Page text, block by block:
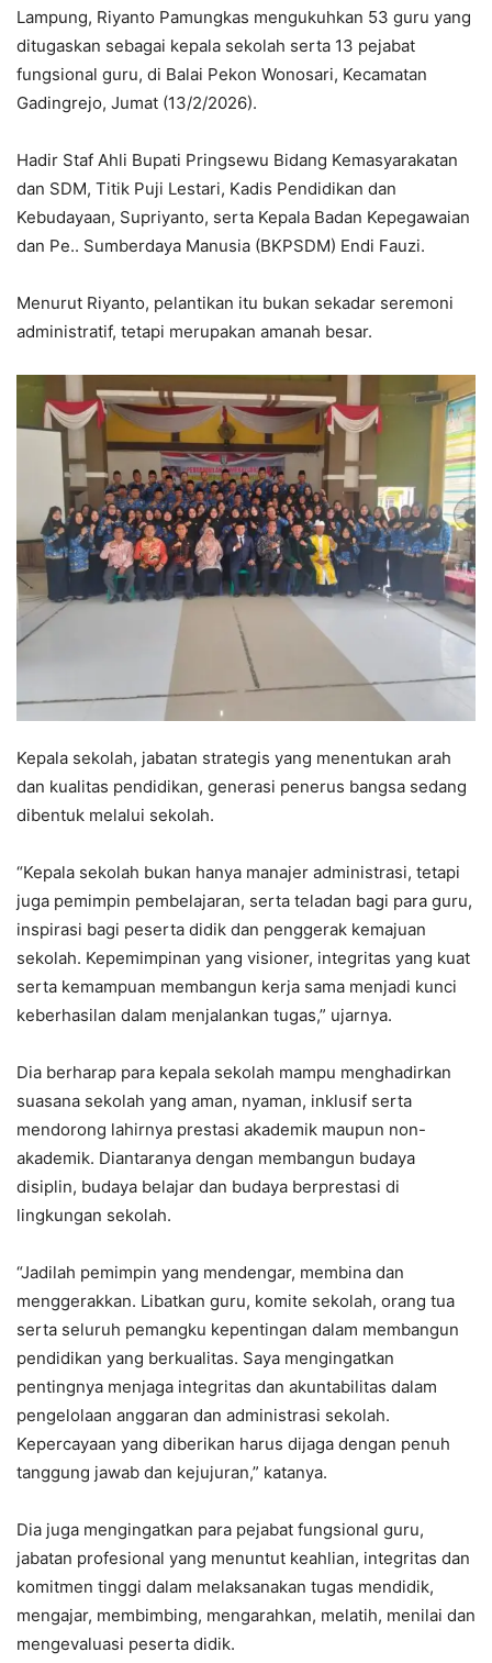
Lampung, Riyanto Pamungkas mengukuhkan 53 guru yang
ditugaskan sebagai kepala sekolah serta 13 pejabat
fungsional guru, di Balai Pekon Wonosari, Kecamatan
Gadingrejo, Jumat (13/2/2026).
Hadir Staf Ahli Bupati Pringsewu Bidang Kemasyarakatan
dan SDM, Titik Puji Lestari, Kadis Pendidikan dan
Kebudayaan, Supriyanto, serta Kepala Badan Kepegawaian
dan Pe.. Sumberdaya Manusia (BKPSDM) Endi Fauzi.
Menurut Riyanto, pelantikan itu bukan sekadar seremoni
administratif, tetapi merupakan amanah besar.
Kepala sekolah, jabatan strategis yang menentukan arah
dan kualitas pendidikan, generasi penerus bangsa sedang
dibentuk melalui sekolah.
“Kepala sekolah bukan hanya manajer administrasi, tetapi
juga pemimpin pembelajaran, serta teladan bagi para guru,
inspirasi bagi peserta didik dan penggerak kemajuan
sekolah. Kepemimpinan yang visioner, integritas yang kuat
serta kemampuan membangun kerja sama menjadi kunci
keberhasilan dalam menjalankan tugas,” ujarnya.
Dia berharap para kepala sekolah mampu menghadirkan
suasana sekolah yang aman, nyaman, inklusif serta
mendorong lahirnya prestasi akademik maupun non-
akademik. Diantaranya dengan membangun budaya
disiplin, budaya belajar dan budaya berprestasi di
lingkungan sekolah.
“Jadilah pemimpin yang mendengar, membina dan
menggerakkan. Libatkan guru, komite sekolah, orang tua
serta seluruh pemangku kepentingan dalam membangun
pendidikan yang berkualitas. Saya mengingatkan
pentingnya menjaga integritas dan akuntabilitas dalam
pengelolaan anggaran dan administrasi sekolah.
Kepercayaan yang diberikan harus dijaga dengan penuh
tanggung jawab dan kejujuran,” katanya.
Dia juga mengingatkan para pejabat fungsional guru,
jabatan profesional yang menuntut keahlian, integritas dan
komitmen tinggi dalam melaksanakan tugas mendidik,
mengajar, membimbing, mengarahkan, melatih, menilai dan
mengevaluasi peserta didik.